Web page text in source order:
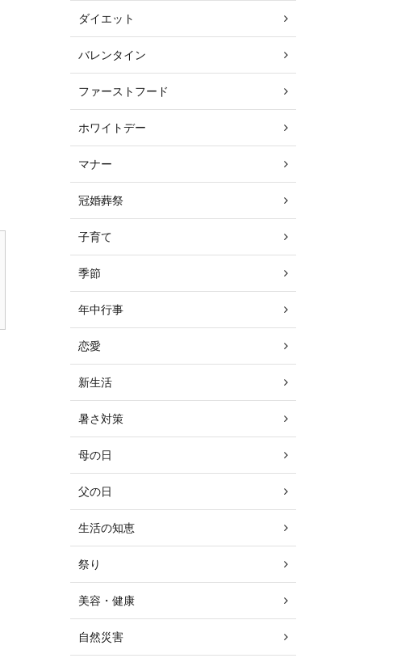
ダイエット
バレンタイン
ファーストフード
ホワイトデー
マナー
冠婚葬祭
子育て
季節
年中行事
恋愛
新生活
暑さ対策
母の日
父の日
生活の知恵
祭り
美容・健康
自然災害